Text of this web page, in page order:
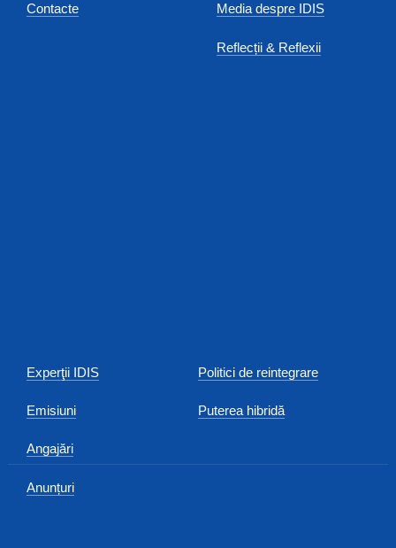
Contacte Media despre IDIS
Reflecții & Reflexii
Experţii IDIS
Emisiuni
Angajări
Anunțuri
Politici de reintegrare
Puterea hibridă